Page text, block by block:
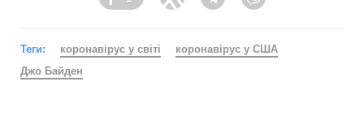
Facebook Twitter TelegramViber
Теги: коронавірус у світі
коронавірус у США
Джо Байден